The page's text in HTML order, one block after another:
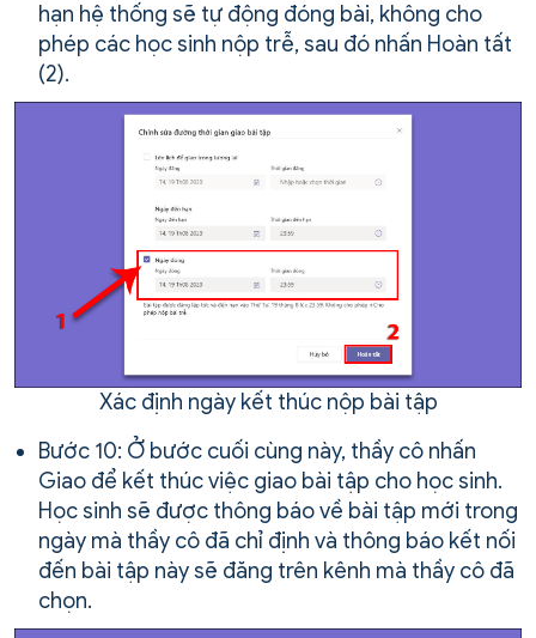
hạn hệ thống sẽ tự động đóng bài, không cho
phép các học sinh nộp trễ, sau đó nhấn Hoàn tất
(2).
Xác định ngày kết thúc nộp bài tập
Bước 10: Ở bước cuối cùng này, thầy cô nhấn
Giao để kết thúc việc giao bài tập cho học sinh.
Học sinh sẽ được thông báo về bài tập mới trong
ngày mà thầy cô đã chỉ định và thông báo kết nối
đến bài tập này sẽ đăng trên kênh mà thầy cô đã
chọn.